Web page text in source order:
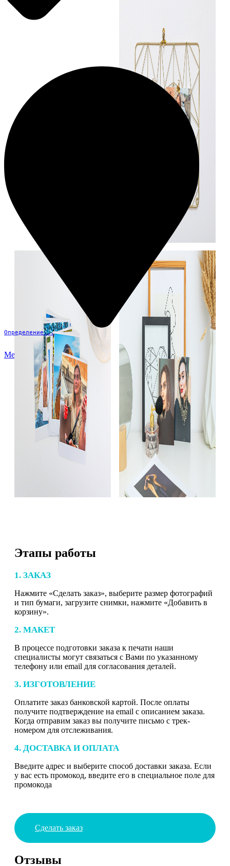
Определение...
Меню
Этапы работы
1. ЗАКАЗ
Нажмите «Сделать заказ», выберите размер фотографий
и тип бумаги, загрузите снимки, нажмите «Добавить в
корзину».
2. МАКЕТ
В процессе подготовки заказа к печати наши
специалисты могут связаться с Вами по указанному
телефону или email для согласования деталей.
3. ИЗГОТОВЛЕНИЕ
Оплатите заказ банковской картой. После оплаты
получите подтверждение на email с описанием заказа.
Когда отправим заказ вы получите письмо с трек-
номером для отслеживания.
4. ДОСТАВКА И ОПЛАТА
Введите адрес и выберите способ доставки заказа. Если
у вас есть промокод, введите его в специальное поле для
промокода
Сделать заказ
Отзывы